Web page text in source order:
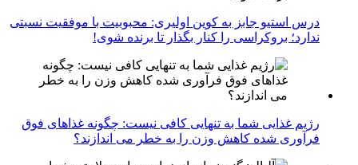
درس استیو جابز به کوین اولیری: محبوبیت با موفقیت نسبتی
ندارد؛ بروکراسی را کنار بگذار تا برنده شوی!
رژیم غذایی شما به تنهایی کافی نیست: چگونه غذاهای فوق
فرآوری شده کاهش وزن را به خطر می اندازند؟